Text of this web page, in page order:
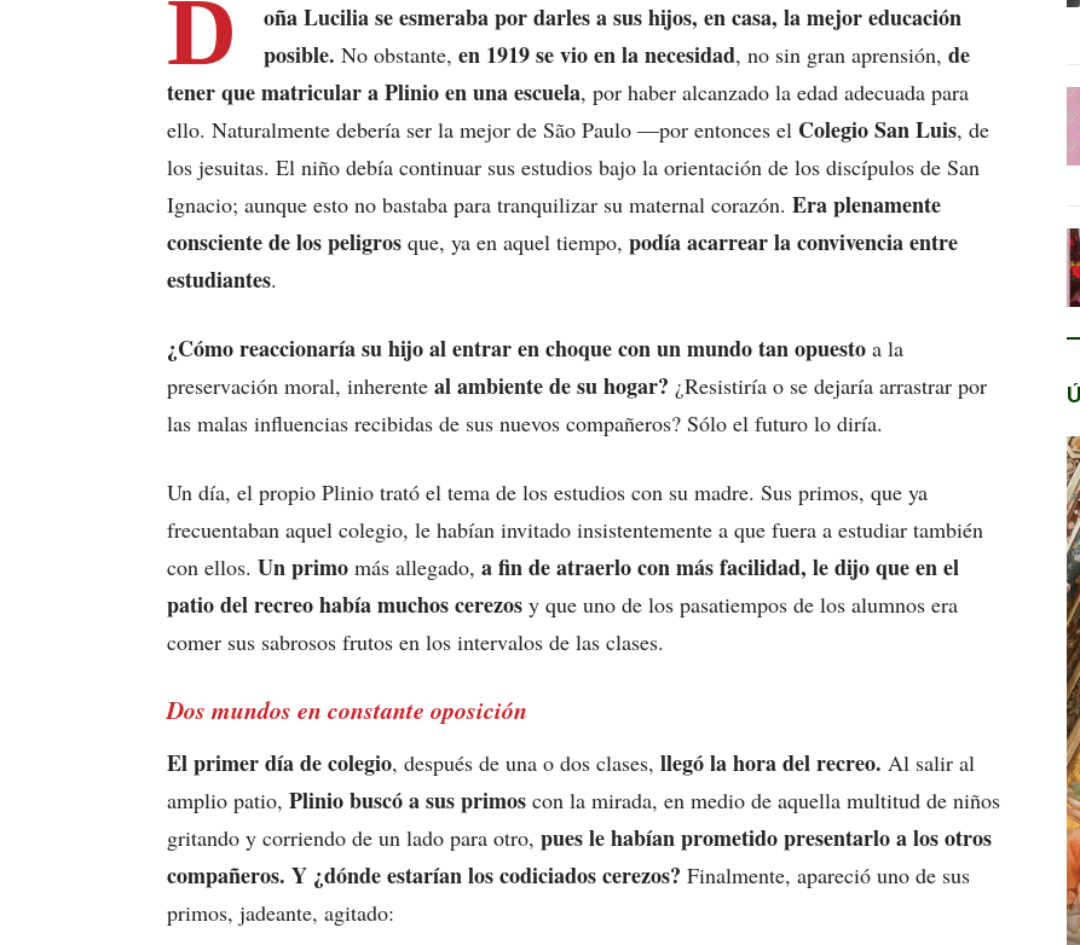
D
oña Lucilia se esmeraba por darles a sus hijos, en casa, la mejor educación
posible. No obstante, en 1919 se vio en la necesidad, no sin gran aprensión, de
tener que matricular a Plinio en una escuela, por haber alcanzado la edad adecuada para
ello. Naturalmente debería ser la mejor de São Paulo —por entonces el Colegio San Luis, de
los jesuitas. El niño debía continuar sus estudios bajo la orientación de los discípulos de San
Ignacio; aunque esto no bastaba para tranquilizar su maternal corazón. Era plenamente
consciente de los peligros que, ya en aquel tiempo, podía acarrear la convivencia entre
estudiantes.
¿Cómo reaccionaría su hijo al entrar en choque con un mundo tan opuesto a la
preservación moral, inherente al ambiente de su hogar? ¿Resistiría o se dejaría arrastrar por
las malas influencias recibidas de sus nuevos compañeros? Sólo el futuro lo diría.
Un día, el propio Plinio trató el tema de los estudios con su madre. Sus primos, que ya
frecuentaban aquel colegio, le habían invitado insistentemente a que fuera a estudiar también
con ellos. Un primo más allegado, a fin de atraerlo con más facilidad, le dijo que en el
patio del recreo había muchos cerezos y que uno de los pasatiempos de los alumnos era
comer sus sabrosos frutos en los intervalos de las clases.
Dos mundos en constante oposición
El primer día de colegio, después de una o dos clases, llegó la hora del recreo. Al salir al
amplio patio, Plinio buscó a sus primos con la mirada, en medio de aquella multitud de niños
gritando y corriendo de un lado para otro, pues le habían prometido presentarlo a los otros
compañeros. Y ¿dónde estarían los codiciados cerezos? Finalmente, apareció uno de sus
primos, jadeante, agitado: